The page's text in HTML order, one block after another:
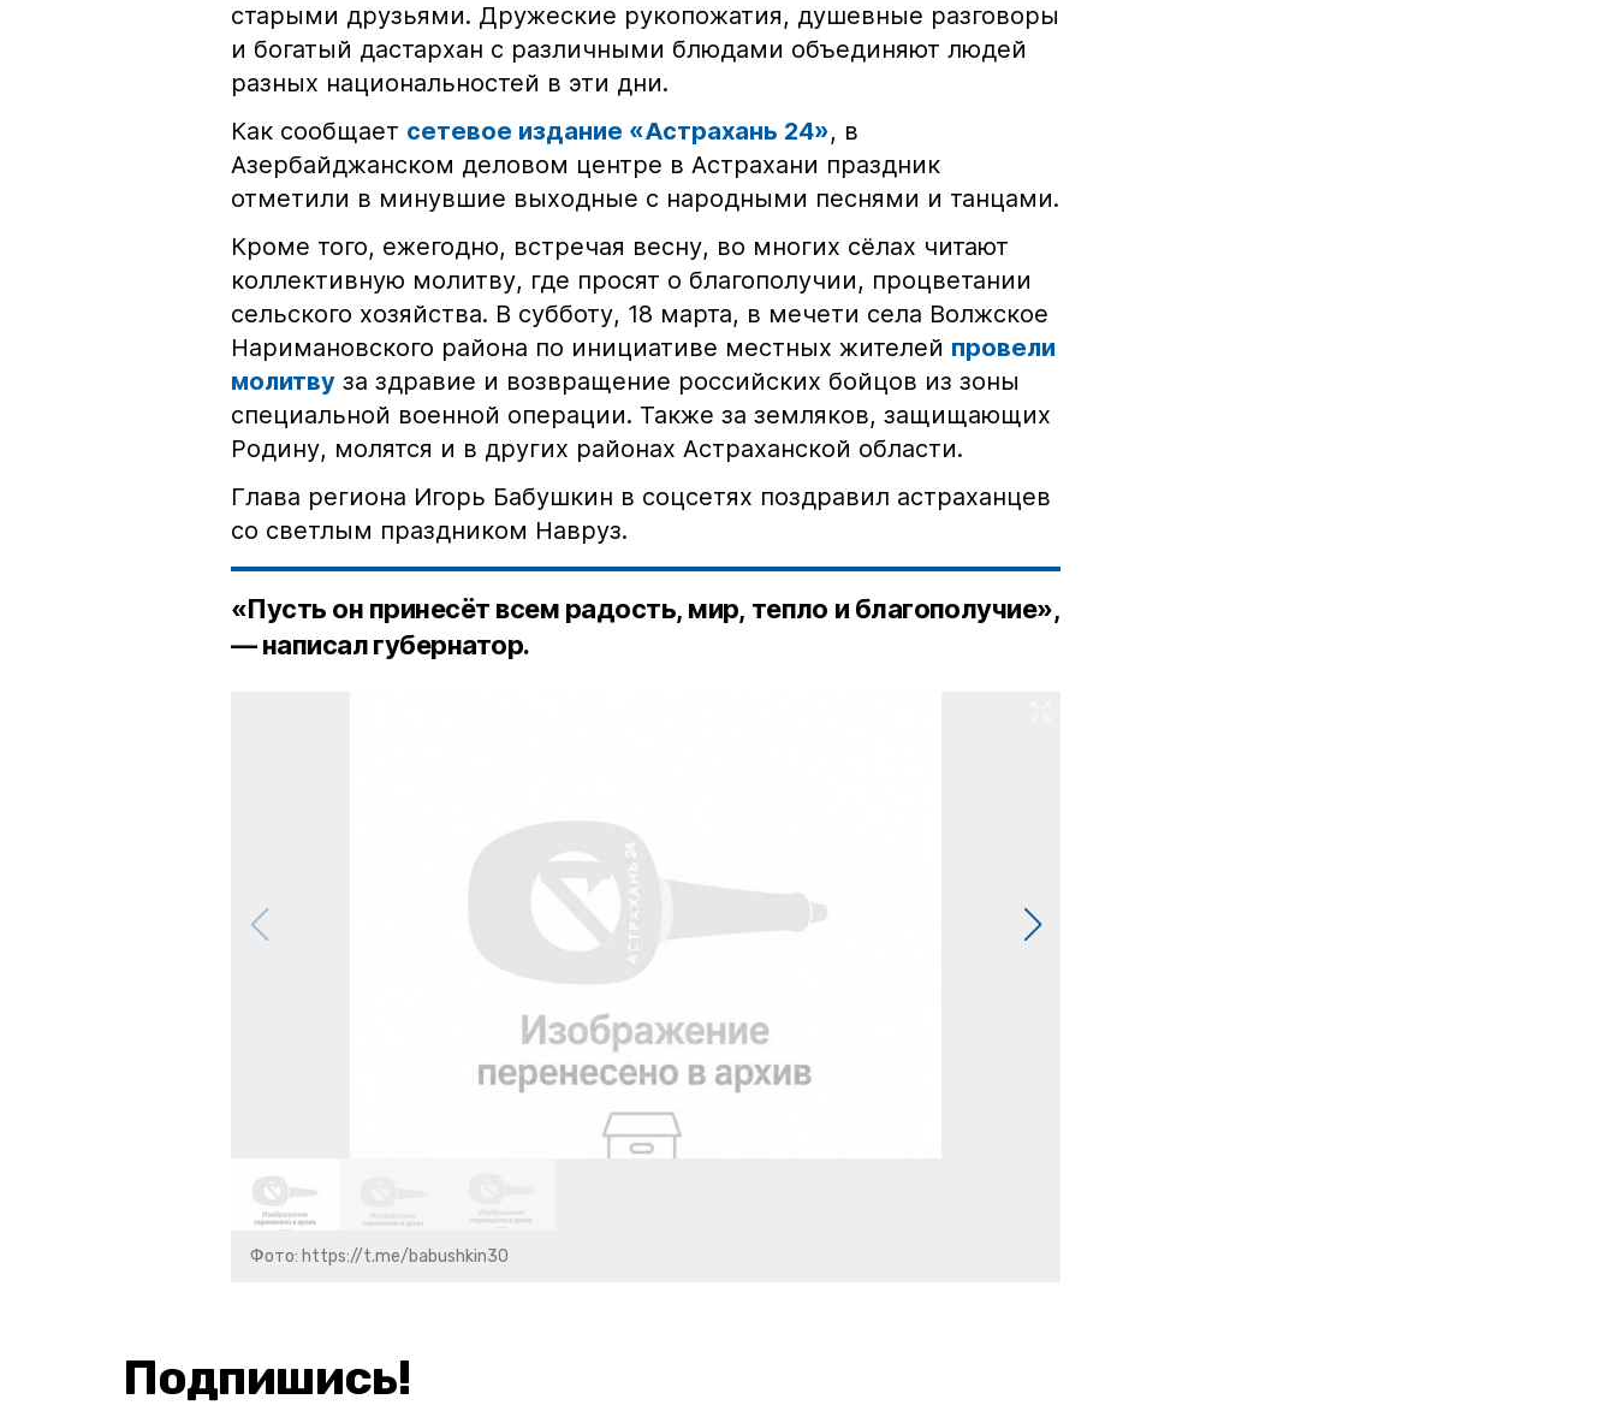
старыми друзьями. Дружеские рукопожатия, душевные разговоры
и богатый дастархан с различными блюдами объединяют людей
разных национальностей в эти дни.
Как сообщает сетевое издание «Астрахань 24», в
Азербайджанском деловом центре в Астрахани праздник
отметили в минувшие выходные с народными песнями и танцами.
Кроме того, ежегодно, встречая весну, во многих сёлах читают
коллективную молитву, где просят о благополучии, процветании
сельского хозяйства. В субботу, 18 марта, в мечети села Волжское
Наримановского района по инициативе местных жителей провели
молитву за здравие и возвращение российских бойцов из зоны
специальной военной операции. Также за земляков, защищающих
Родину, молятся и в других районах Астраханской области.
Глава региона Игорь Бабушкин в соцсетях поздравил астраханцев
со светлым праздником Навруз.
«Пусть он принесёт всем радость, мир, тепло и благополучие»,
— написал губернатор.
Фото: https://t.me/babushkin30
Подпишись!